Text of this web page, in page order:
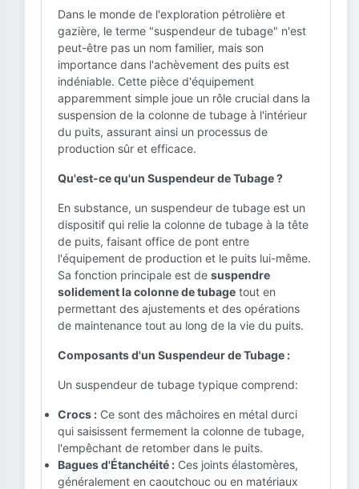
Dans le monde de l'exploration pétrolière et
gazière, le terme "suspendeur de tubage" n'est
peut-être pas un nom familier, mais son
importance dans l'achèvement des puits est
indéniable. Cette pièce d'équipement
apparemment simple joue un rôle crucial dans la
suspension de la colonne de tubage à l'intérieur
du puits, assurant ainsi un processus de
production sûr et efficace.
Qu'est-ce qu'un Suspendeur de Tubage ?
En substance, un suspendeur de tubage est un
dispositif qui relie la colonne de tubage à la tête
de puits, faisant office de pont entre
l'équipement de production et le puits lui-même.
Sa fonction principale est de suspendre
solidement la colonne de tubage tout en
permettant des ajustements et des opérations
de maintenance tout au long de la vie du puits.
Composants d'un Suspendeur de Tubage :
Un suspendeur de tubage typique comprend:
Crocs : Ce sont des mâchoires en métal durci
qui saisissent fermement la colonne de tubage,
l'empêchant de retomber dans le puits.
Bagues d'Étanchéité : Ces joints élastomères,
généralement en caoutchouc ou en matériaux